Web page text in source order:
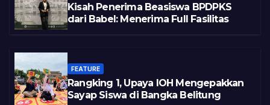
Kisah Penerima Beasiswa BPDPKS
dari Babel: Menerima Full Fasilitas
FEATURE
Rangking 1, Upaya IOH Mengepakkan
Sayap Siswa di Bangka Belitung